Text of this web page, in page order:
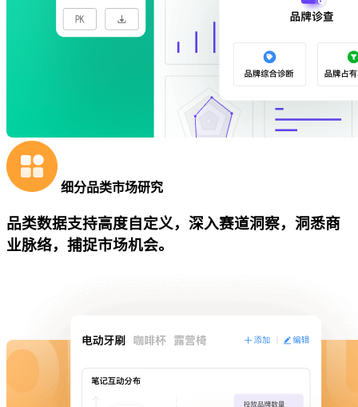
细分品类市场研究
品类数据支持高度自定义，深入赛道洞察，洞悉商
业脉络，捕捉市场机会。